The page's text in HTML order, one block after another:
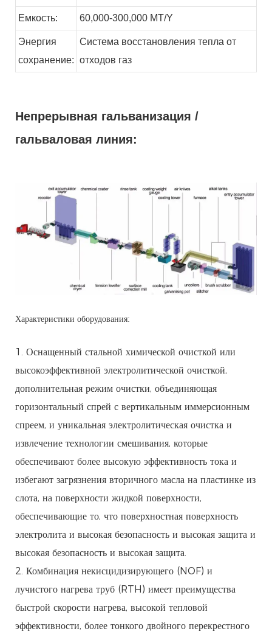
Емкость: 60,000-300,000 MT/Y
Энергия
сохранение:
Система восстановления тепла от
отходов газ
Непрерывная гальванизация /
гальваловая линия:
Характеристики оборудования:
1. Оснащенный стальной химической очисткой или
высокоэффективной электролитической очисткой,
дополнительная режим очистки, объединяющая
горизонтальный спрей с вертикальным иммерсионным
спреем, и уникальная электролитическая очистка и
извлечение технологии смешивания, которые
обеспечивают более высокую эффективность тока и
избегают загрязнения вторичного масла на пластинке из
слота, на поверхности жидкой поверхности,
обеспечивающие то, что поверхностная поверхность
электролита и высокая безопасность и высокая защита и
высокая безопасность и высокая защита.
2. Комбинация некисцидизирующего (NOF) и
лучистого нагрева труб (RTH) имеет преимущества
быстрой скорости нагрева, высокой тепловой
эффективности, более тонкого двойного перекрестного